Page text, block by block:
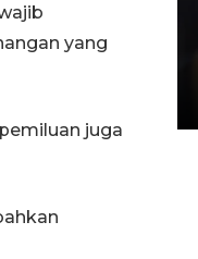
yang
juga
SIM Baru